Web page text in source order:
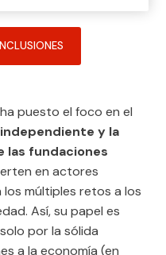
puesto el foco en el
y la
las fundaciones
en actores
múltiples retos a los
Así, su papel es
por la sólida
a la economía (en